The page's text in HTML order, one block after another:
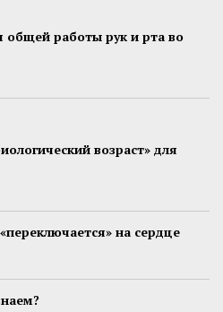
общей работы рук и рта во
возраст» для
на сердце